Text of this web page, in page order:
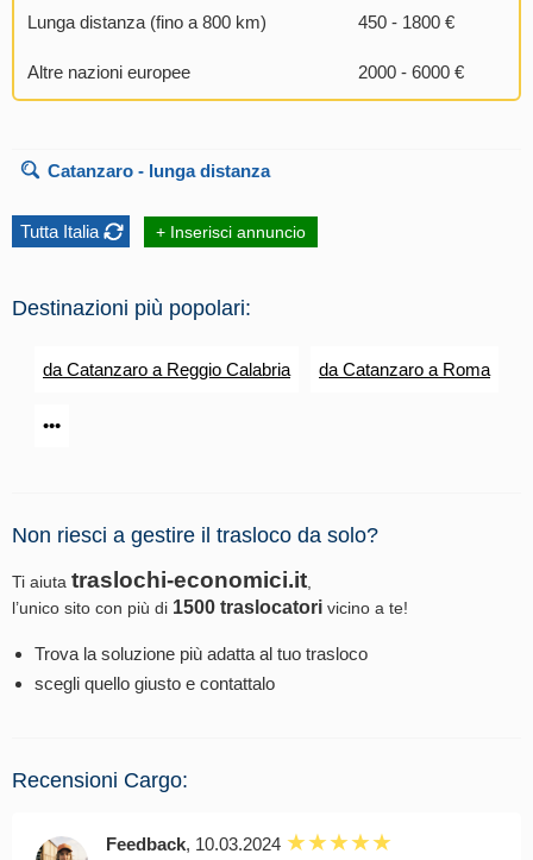
Lunga distanza (fino a 800 km) 450 - 1800 €
Altre nazioni europee 2000 - 6000 €
Catanzaro - lunga distanza
Tutta Italia + Inserisci annuncio
Destinazioni più popolari:
da Catanzaro a Reggio Calabria da Catanzaro a Roma
•••
Non riesci a gestire il trasloco da solo?
Ti aiuta traslochi-economici.it
l’unico sito con più di 1500 traslocatori vicino a te!
Trova la soluzione più adatta al tuo trasloco
scegli quello giusto e contattalo
Recensioni Cargo:
Feedback, 10.03.2024